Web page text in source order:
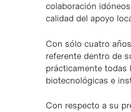
colaboración
calidad del apoyo
Con sólo cuatro
referente dentro de
prácticamente todas
biotecnológicas e
Con respecto a su